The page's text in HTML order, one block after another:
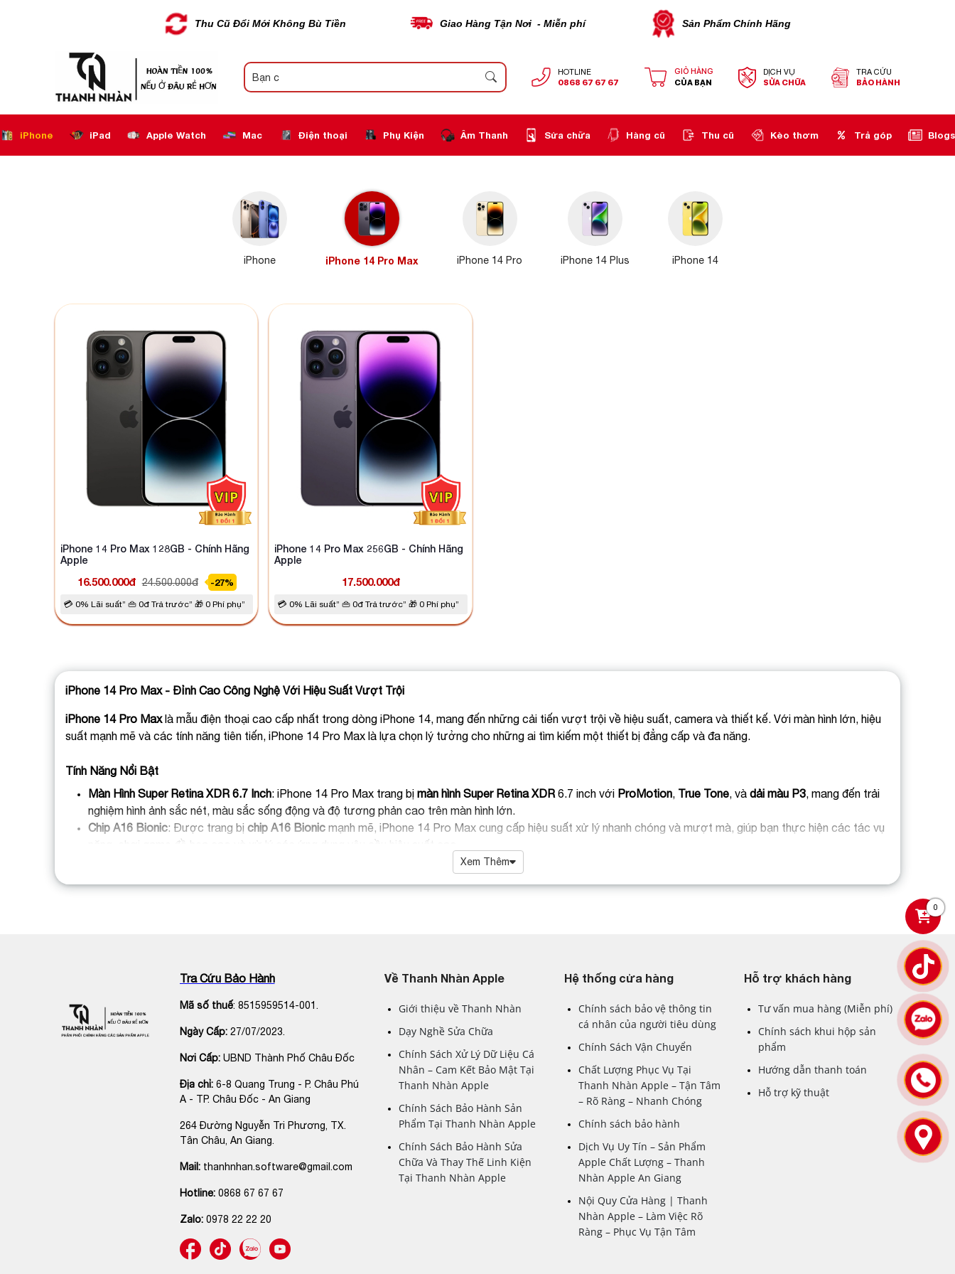
Thu Cũ Đổi Mới Không Bù Tiền Giao Hàng Tận Nơi - Miễn phí Sản Phẩm Chính Hãng
HOTLINE
0868 67 67 67
GIỎ HÀNG
CỦA BẠN
DỊCH VỤ
SỬA CHỮA
TRA CỨU
BẢO HÀNH
iPhone iPad Apple Watch Mac Điện thoại Phụ Kiện Âm Thanh Sửa chữa Hàng cũ Thu cũ Kèo thơm Trả góp Blogs
iPhone iPhone 14 Pro Max iPhone 14 Pro iPhone 14 Plus iPhone 14
iPhone 14 Pro Max 128GB - Chính Hãng
Apple
16.500.000đ 24.500.000đ -27%
💳 0% Lãi suất” 👜 0đ Trả trước” 🎁 0 Phí phụ”
iPhone 14 Pro Max 256GB - Chính Hãng
Apple
17.500.000đ
💳 0% Lãi suất” 👜 0đ Trả trước” 🎁 0 Phí phụ”
iPhone 14 Pro Max - Đỉnh Cao Công Nghệ Với Hiệu Suất Vượt Trội
iPhone 14 Pro Maxlà mẫu điện thoại cao cấp nhất trong dòng iPhone 14, mang đến những cải tiến vượt trội về hiệu suất, camera và thiết kế. Với màn hình lớn, hiệu
suất mạnh mẽ và các tính năng tiên tiến, iPhone 14 Pro Max là lựa chọn lý tưởng cho những ai tìm kiếm một thiết bị đẳng cấp và đa năng.
Tính Năng Nổi Bật
Màn Hình Super Retina XDR 6.7 Inch: iPhone 14 Pro Max trang bị màn hình Super Retina XDR 6.7 inch với ProMotion, True Tone, và dải màu P3, mang đến trải
nghiệm hình ảnh sắc nét, màu sắc sống động và độ tương phản cao trên màn hình lớn.
Chip A16 Bionic: Được trang bị chip A16 Bionic mạnh mẽ, iPhone 14 Pro Max cung cấp hiệu suất xử lý nhanh chóng và mượt mà, giúp bạn thực hiện các tác vụ
nặng, chơi game đồ họa cao và xử lý các ứng dụng yêu cầu hiệu suất cao.
chế độ Night mode
khỏi va chạm và trầy xước.
Lợi Ích Khi Sử Dụng iPhone 14 Pro Max
Hiệu Suất Mạnh Mẽ: Chip A16 Bionic và màn hình Super Retina XDR mang lại hiệu suất xử lý mạnh mẽ và trải nghiệm hình ảnh xuất sắc, lý tưởng cho cả công
: Hệ thống camera tiên tiến giúp bạn chụp ảnh và quay video với chất lượng cao, tạo ra những bức ảnh sắc nét và rõ ràng trong mọi
điều kiện ánh sáng.
Trải Nghiệm 5G Nhanh Chóng : Kết nối 5G đảm bảo tốc độ truyền dữ liệu nhanh và ổn định, giúp bạn duyệt web, phát video và tải ứng dụng một cách mượt mà.
iPhone 14 Pro Maxchính hãng tại Thanh Nhàn Apple
Nhàn Apple cam kết cung cấp các sản phẩm chính hãng và dịch vụ khách hàng tận tâm, giúp bạn chọn lựa thiết bị phù hợp nhất với nhu cầu của mình.
Xem Thêm
Tra Cứu Bảo Hành
Mã số thuế: 8515959514-001.
Ngày Cấp: 27/07/2023.
Nơi Cấp: UBND Thành Phố Châu Đốc
Địa chỉ:6-8 Quang Trung - P. Châu Phú
A - TP. Châu Đốc - An Giang
264 Đường Nguyễn Tri Phương, TX.
Tân Châu, An Giang.
Mail:thanhnhan.software@gmail.com
Hotline:0868 67 67 67
Zalo:0978 22 22 20
Về Thanh Nhàn Apple
Giới thiệu về Thanh Nhàn
Dạy Nghề Sửa Chữa
Chính Sách Xử Lý Dữ Liệu Cá
Nhân – Cam Kết Bảo Mật Tại
Thanh Nhàn Apple
Chính Sách Bảo Hành Sản
Phẩm Tại Thanh Nhàn Apple
Chính Sách Bảo Hành Sửa
Chữa Và Thay Thế Linh Kiện
Tại Thanh Nhàn Apple
Hệ thống cửa hàng
Chính sách bảo vệ thông tin
cá nhân của người tiêu dùng
Chính Sách Vận Chuyển
Chất Lượng Phục Vụ Tại
Thanh Nhàn Apple – Tận Tâm
– Rõ Ràng – Nhanh Chóng
Chính sách bảo hành
Dịch Vụ Uy Tín – Sản Phẩm
Apple Chất Lượng – Thanh
Nhàn Apple An Giang
Nội Quy Cửa Hàng | Thanh
Nhàn Apple – Làm Việc Rõ
Ràng – Phục Vụ Tận Tâm
Hỗ trợ khách hàng
Tư vấn mua hàng (Miễn phí)
Chính sách khui hộp sản
phẩm
Hướng dẫn thanh toán
Hỗ trợ kỹ thuật
0